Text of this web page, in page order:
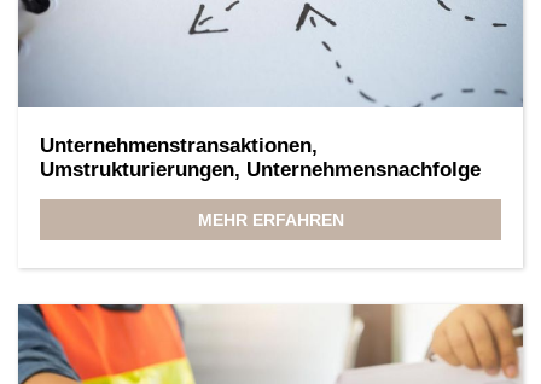
Unternehmenstransaktionen,
Umstrukturierungen, Unternehmensnachfolge
MEHR ERFAHREN